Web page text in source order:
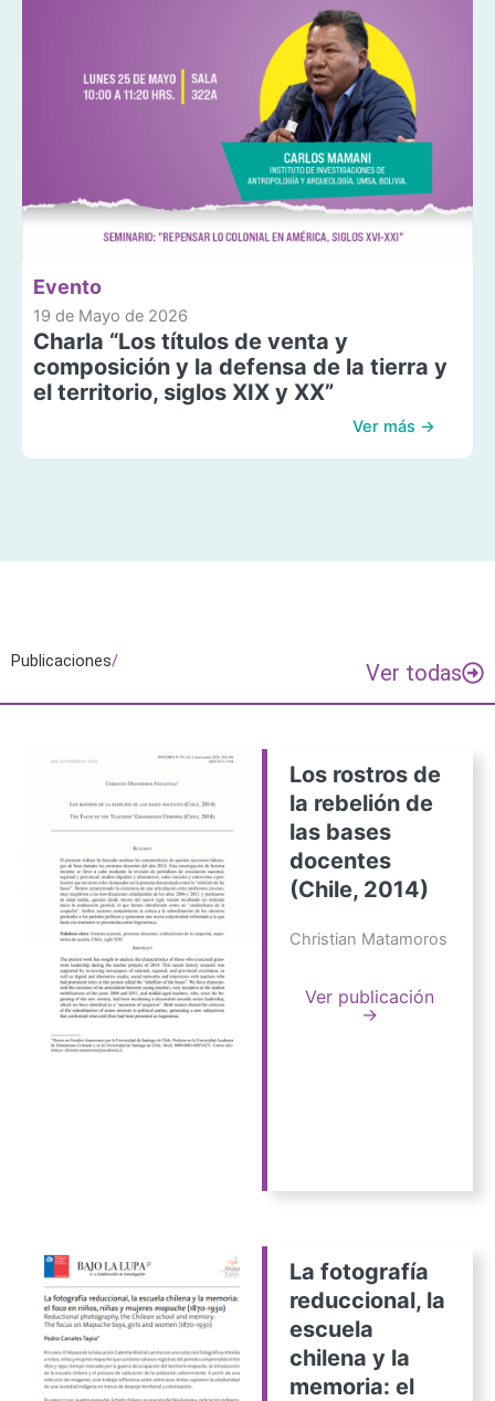
Evento
19 de Mayo de 2026
Charla “Los títulos de venta y
composición y la defensa de la tierra y
el territorio, siglos XIX y XX”
Ver más →
Publicaciones/ Ver todas
Los rostros de
la rebelión de
las bases
docentes
(Chile, 2014)
Christian Matamoros
Ver publicación
→
La fotografía
reduccional, la
escuela
chilena y la
memoria: el